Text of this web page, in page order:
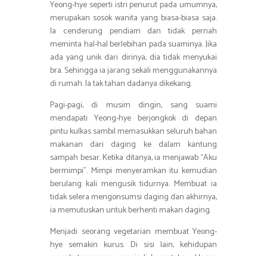
Yeong-hye seperti istri penurut pada umumnya,
merupakan sosok wanita yang biasa-biasa saja.
Ia cenderung pendiam dan tidak pernah
meminta hal-hal berlebihan pada suaminya. Jika
ada yang unik dari dirinya, dia tidak menyukai
bra. Sehingga ia jarang sekali menggunakannya
di rumah. Ia tak tahan dadanya dikekang.
Pagi-pagi, di musim dingin, sang suami
mendapati Yeong-hye berjongkok di depan
pintu kulkas sambil memasukkan seluruh bahan
makanan dari daging ke dalam kantung
sampah besar. Ketika ditanya, ia menjawab “Aku
bermimpi”. Mimpi menyeramkan itu kemudian
berulang kali mengusik tidurnya. Membuat ia
tidak selera mengonsumsi daging dan akhirnya,
ia memutuskan untuk berhenti makan daging.
Menjadi seorang vegetarian membuat Yeong-
hye semakin kurus. Di sisi lain, kehidupan